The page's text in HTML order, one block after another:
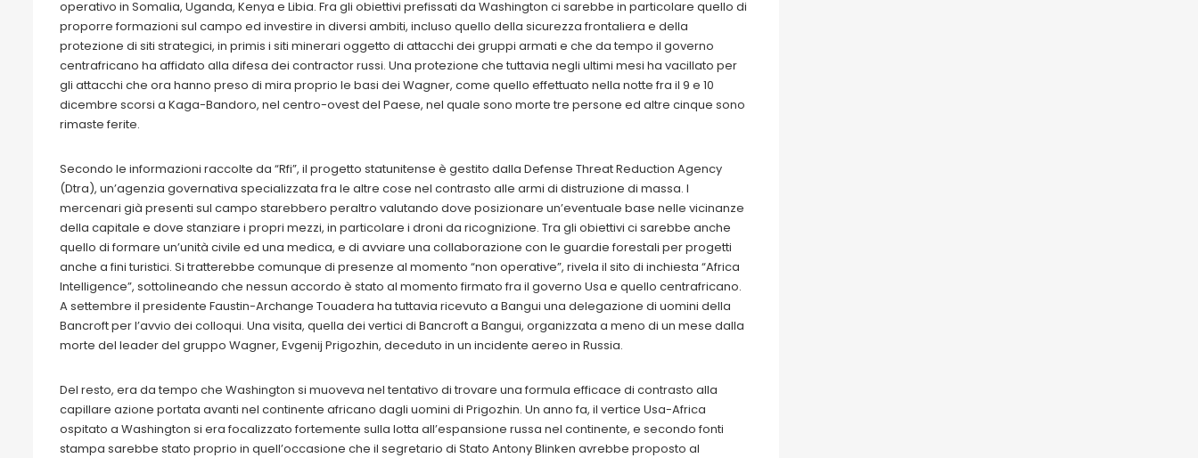
operativo in Somalia, Uganda, Kenya e Libia. Fra gli obiettivi prefissati da Washington ci sarebbe in particolare quello di
proporre formazioni sul campo ed investire in diversi ambiti, incluso quello della sicurezza frontaliera e della
protezione di siti strategici, in primis i siti minerari oggetto di attacchi dei gruppi armati e che da tempo il governo
centrafricano ha affidato alla difesa dei contractor russi. Una protezione che tuttavia negli ultimi mesi ha vacillato per
gli attacchi che ora hanno preso di mira proprio le basi dei Wagner, come quello effettuato nella notte fra il 9 e 10
dicembre scorsi a Kaga-Bandoro, nel centro-ovest del Paese, nel quale sono morte tre persone ed altre cinque sono
rimaste ferite.
Secondo le informazioni raccolte da “Rfi”, il progetto statunitense è gestito dalla Defense Threat Reduction Agency
(Dtra), un’agenzia governativa specializzata fra le altre cose nel contrasto alle armi di distruzione di massa. I
mercenari già presenti sul campo starebbero peraltro valutando dove posizionare un’eventuale base nelle vicinanze
della capitale e dove stanziare i propri mezzi, in particolare i droni da ricognizione. Tra gli obiettivi ci sarebbe anche
quello di formare un’unità civile ed una medica, e di avviare una collaborazione con le guardie forestali per progetti
anche a fini turistici. Si tratterebbe comunque di presenze al momento “non operative”, rivela il sito di inchiesta “Africa
Intelligence”, sottolineando che nessun accordo è stato al momento firmato fra il governo Usa e quello centrafricano.
A settembre il presidente Faustin-Archange Touadera ha tuttavia ricevuto a Bangui una delegazione di uomini della
Bancroft per l’avvio dei colloqui. Una visita, quella dei vertici di Bancroft a Bangui, organizzata a meno di un mese dalla
morte del leader del gruppo Wagner, Evgenij Prigozhin, deceduto in un incidente aereo in Russia.
Del resto, era da tempo che Washington si muoveva nel tentativo di trovare una formula efficace di contrasto alla
capillare azione portata avanti nel continente africano dagli uomini di Prigozhin. Un anno fa, il vertice Usa-Africa
ospitato a Washington si era focalizzato fortemente sulla lotta all’espansione russa nel continente, e secondo fonti
stampa sarebbe stato proprio in quell’occasione che il segretario di Stato Antony Blinken avrebbe proposto al